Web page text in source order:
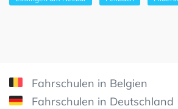
Fahrschulen in Belgien
Fahrschulen in Deutschland